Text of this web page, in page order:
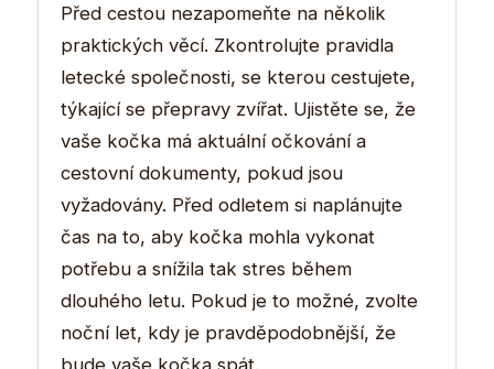
Před cestou nezapomeňte na několik
praktických věcí. Zkontrolujte pravidla
letecké společnosti, se kterou cestujete,
týkající se přepravy zvířat. Ujistěte se, že
vaše kočka má aktuální očkování a
cestovní dokumenty, pokud jsou
vyžadovány. Před odletem si naplánujte
čas na to, aby kočka mohla vykonat
potřebu a snížila tak stres během
dlouhého letu. Pokud je to možné, zvolte
noční let, kdy je pravděpodobnější, že
bude vaše kočka spát.